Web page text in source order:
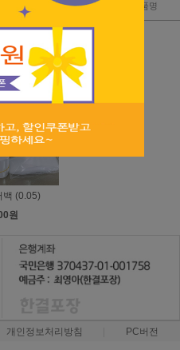
판매순위 상품명
백 (0.05)
원
개인정보처리방침 PC버전